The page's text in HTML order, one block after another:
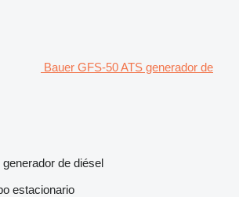
Bauer GFS-50 ATS generador de
de diésel
estacionario